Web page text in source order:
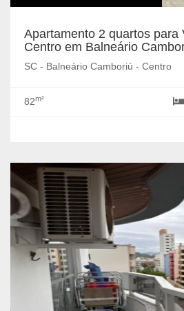
Apartamento 2 quartos para
Centro em Balneário
SC - Balneário Camboriú - Centro
82m²